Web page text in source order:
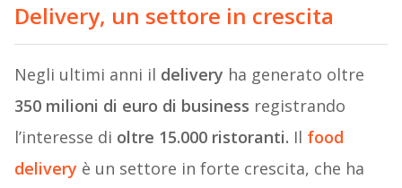
Delivery, un settore in crescita
Negli ultimi anni il delivery ha generato oltre
350 milioni di euro di business registrando
l’interesse di oltre 15.000 ristoranti. Il food
delivery è un settore in forte crescita, che ha